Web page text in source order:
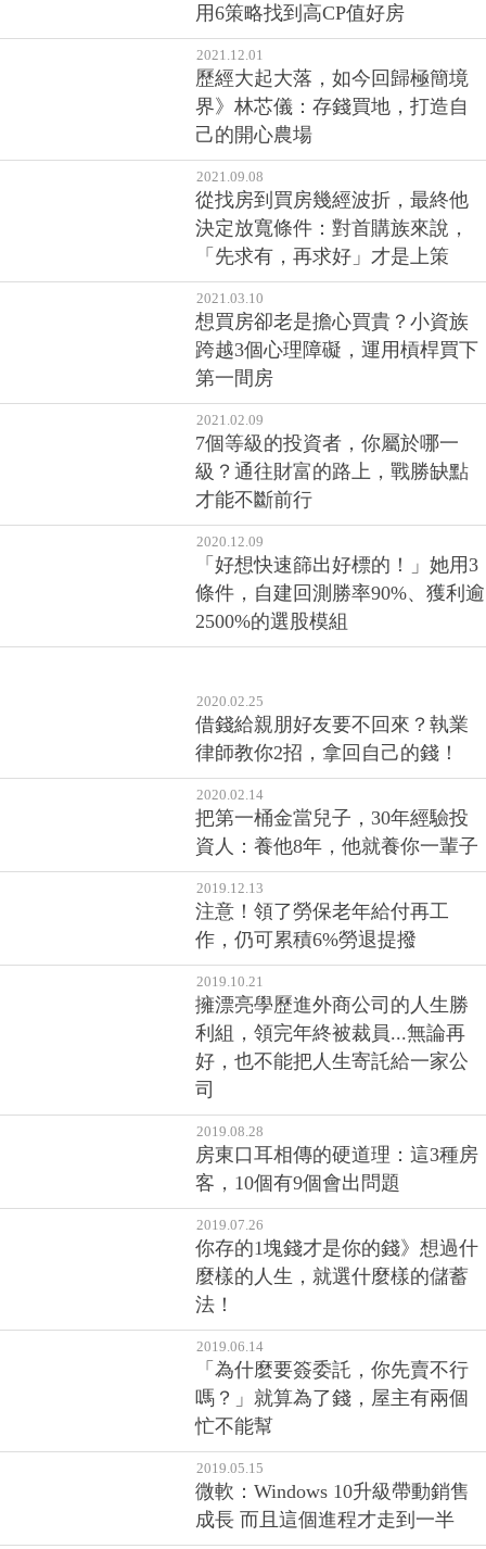
用6策略找到高CP值好房
2021.12.01
歷經大起大落，如今回歸極簡境
界》林芯儀：存錢買地，打造自
己的開心農場
2021.09.08
從找房到買房幾經波折，最終他
決定放寬條件：對首購族來說，
「先求有，再求好」才是上策
2021.03.10
想買房卻老是擔心買貴？小資族
跨越3個心理障礙，運用槓桿買下
第一間房
2021.02.09
7個等級的投資者，你屬於哪一
級？通往財富的路上，戰勝缺點
才能不斷前行
2020.12.09
「好想快速篩出好標的！」她用3
條件，自建回測勝率90%、獲利逾
2500%的選股模組
2020.02.25
借錢給親朋好友要不回來？執業
律師教你2招，拿回自己的錢！
2020.02.14
把第一桶金當兒子，30年經驗投
資人：養他8年，他就養你一輩子
2019.12.13
注意！領了勞保老年給付再工
作，仍可累積6%勞退提撥
2019.10.21
擁漂亮學歷進外商公司的人生勝
利組，領完年終被裁員...無論再
好，也不能把人生寄託給一家公
司
2019.08.28
房東口耳相傳的硬道理：這3種房
客，10個有9個會出問題
2019.07.26
你存的1塊錢才是你的錢》想過什
麼樣的人生，就選什麼樣的儲蓄
法！
2019.06.14
「為什麼要簽委託，你先賣不行
嗎？」就算為了錢，屋主有兩個
忙不能幫
2019.05.15
微軟：Windows 10升級帶動銷售
成長 而且這個進程才走到一半